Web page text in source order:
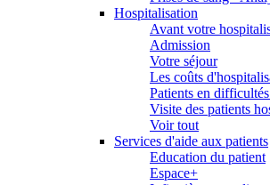
Hospitalisation
Avant votre
Admission
Votre séjour
Les coûts
Patients en
Visite des patients
Voir tout
Services d'aide aux patients
Education du patient
Espace+